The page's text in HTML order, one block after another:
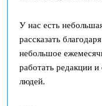
У нас есть
рассказать
небольшое
работать редакции
людей.